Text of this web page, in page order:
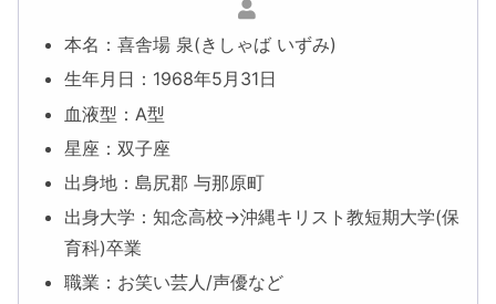
本名：喜舎場 泉(きしゃば いずみ)
生年月日：1968年5月31日
血液型：A型
星座：双子座
出身地：島尻郡 与那原町
出身大学：知念高校→沖縄キリスト教短期大学(保
育科)卒業
職業：お笑い芸人/声優など